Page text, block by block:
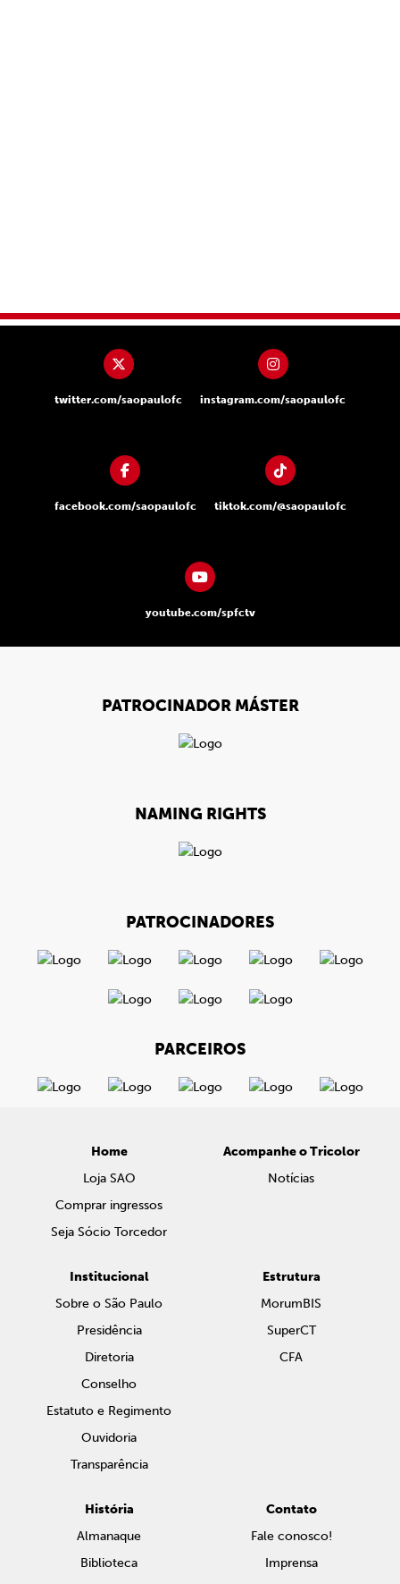
twitter.com/saopaulofc instagram.com/saopaulofc
facebook.com/saopaulofc tiktok.com/@saopaulofc
youtube.com/spfctv
PATROCINADOR MÁSTER
NAMING RIGHTS
PATROCINADORES
PARCEIROS
Home
Loja SAO
Comprar ingressos
Seja Sócio Torcedor
Acompanhe o Tricolor
Notícias
Institucional
Sobre o São Paulo
Presidência
Diretoria
Conselho
Estatuto e Regimento
Ouvidoria
Transparência
Estrutura
MorumBIS
SuperCT
CFA
História
Almanaque
Biblioteca
Contato
Fale conosco!
Imprensa